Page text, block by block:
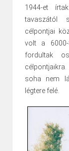
1944-et
tavaszától
célpontjai
volt a 6000-
fordultak
soha nem
légtere felé.